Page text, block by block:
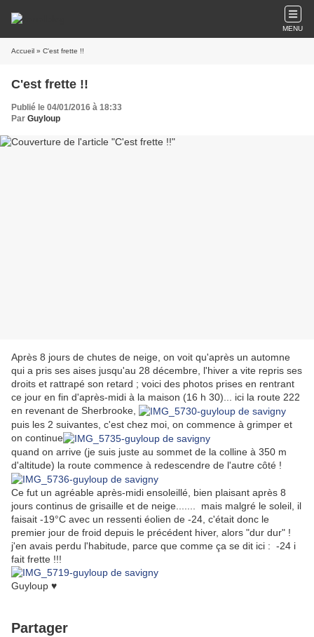
MENU
Accueil » C'est frette !!
C'est frette !!
Publié le 04/01/2016 à 18:33
Par Guyloup
Après 8 jours de chutes de neige, on voit qu'après un automne
qui a pris ses aises jusqu'au 28 décembre, l'hiver a vite repris ses
droits et rattrapé son retard ; voici des photos prises en rentrant
ce jour en fin d'après-midi à la maison (16 h 30)... ici la route 222
en revenant de Sherbrooke,
puis les 2 suivantes, c'est chez moi, on commence à grimper et
on continue
quand on arrive (je suis juste au sommet de la colline à 350 m
d'altitude) la route commence à redescendre de l'autre côté !
Ce fut un agréable après-midi ensoleillé, bien plaisant après 8
jours continus de grisaille et de neige....... mais malgré le soleil, il
faisait -19°C avec un ressenti éolien de -24, c'était donc le
premier jour de froid depuis le précédent hiver, alors "dur dur" !
j'en avais perdu l'habitude, parce que comme ça se dit ici : -24 i
fait frette !!!
Guyloup ♥
Partager